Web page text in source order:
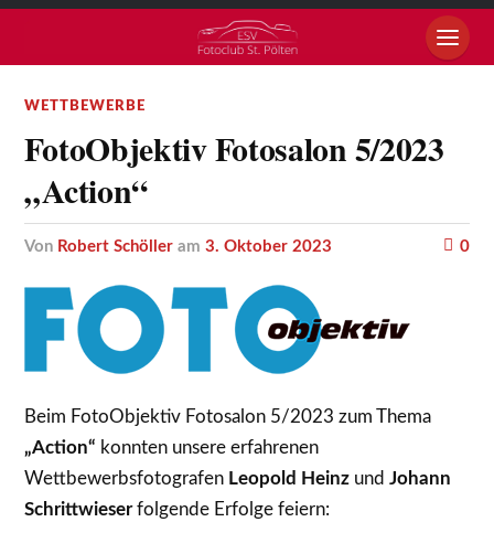
WETTBEWERBE
FotoObjektiv Fotosalon 5/2023
„Action“
von Robert Schöller am3. Oktober 2023 0
Beim FotoObjektiv Fotosalon 5/2023 zum Thema
„Action“ konnten unsere erfahrenen
Wettbewerbsfotografen Leopold Heinz undJohann
Schrittwieserfolgende Erfolge feiern: